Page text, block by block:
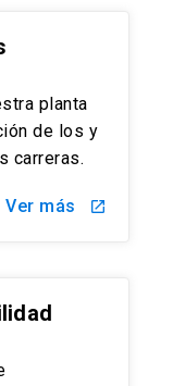
planta
de los y
carreras.
Ver más launch